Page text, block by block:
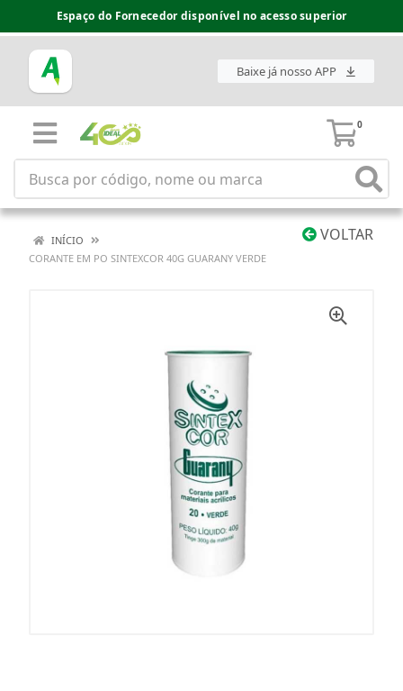
Espaço do Fornecedor disponível no acesso superior
Baixe já nosso APP
0
VOLTAR
INÍCIO
CORANTE EM PO SINTEXCOR 40G GUARANY VERDE